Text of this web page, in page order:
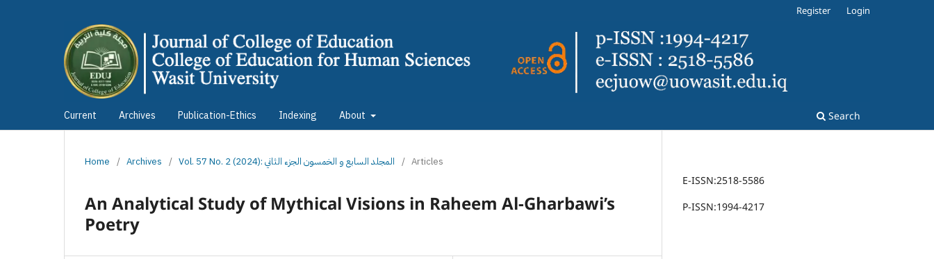
Current Archives Publication-Ethics Indexing About Search
Register Login
Home / Archives / Vol. 57 No. 2 (2024): المجلد السابع و الخمسون الجزء الثاني / Articles
An Analytical Study of Mythical Visions in Raheem Al-Gharbawi’s
Poetry
E-ISSN:2518-5586
P-ISSN:1994-4217